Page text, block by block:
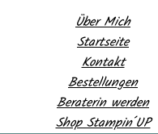
Über Mich
Startseite
Kontakt
Bestellungen
Beraterin werden
Shop Stampin´UP